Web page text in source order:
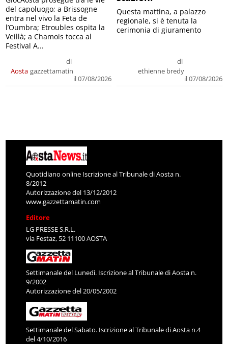
Aosta
di
gazzettamatin
il 07/08/2026
del capoluogo; a Brissogne
entra nel vivo la Feta de
l’Oumbra; Etroubles ospita la
Veillà; a Chamois tocca al
Festival A...
di
ethienne bredy
il 07/08/2026
Questa mattina, a palazzo
regionale, si è tenuta la
cerimonia di giuramento
Quotidiano online Iscrizione al Tribunale di Aosta n.
8/2012
Autorizzazione del 13/12/2012
www.gazzettamatin.com
Editore
LG PRESSE S.R.L.
via Festaz, 52 11100 AOSTA
Settimanale del Lunedì. Iscrizione al Tribunale di Aosta n.
9/2002
Autorizzazione del 20/05/2002
Settimanale del Sabato. Iscrizione al Tribunale di Aosta n.4
del 4/10/2016